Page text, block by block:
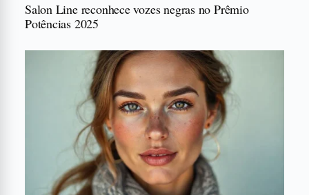
Salon Line reconhece vozes negras no Prêmio
Potências 2025